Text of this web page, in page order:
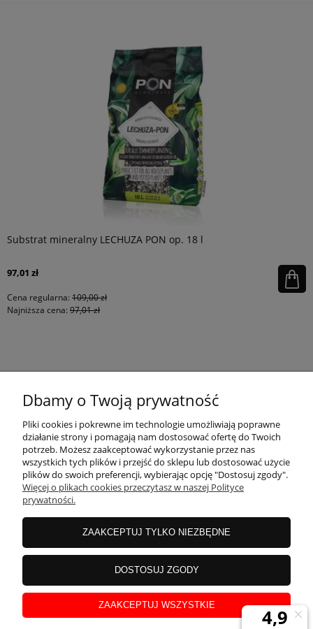
Substrat mineralny LECHUZA PON op. 18 l
97,01 zł
Cena regularna: 109,00 zł
Najniższa cena: 97,01 zł
MOJE KONTO
PŁATNOŚCI I DOSTAWA
INFORMACJE
INSTRUKCJE
O NAS
Dbamy o Twoją prywatność
Pliki cookies i pokrewne im technologie umożliwiają poprawne
działanie strony i pomagają nam dostosować ofertę do Twoich
potrzeb. Możesz zaakceptować wykorzystanie przez nas
wszystkich tych plików i przejść do sklepu lub dostosować użycie
plików do swoich preferencji, wybierając opcję "Dostosuj zgody".
Więcej o plikach cookies przeczytasz w naszej Polityce
prywatności.
ZAAKCEPTUJ TYLKO NIEZBĘDNE
DOSTOSUJ ZGODY
ZAAKCEPTUJ WSZYSTKIE